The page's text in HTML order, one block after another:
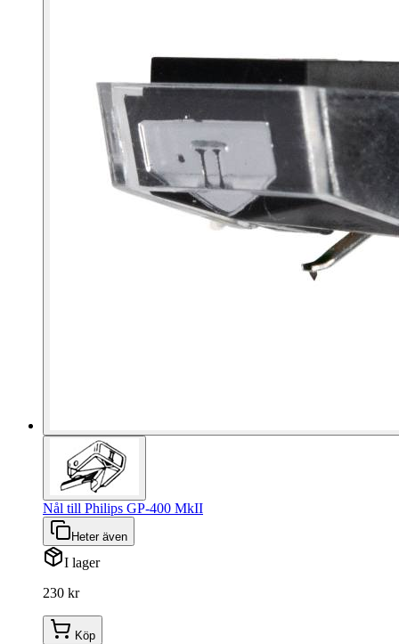
Nål till Philips GP-400 MkII
Heter även
I lager
230 kr
Köp